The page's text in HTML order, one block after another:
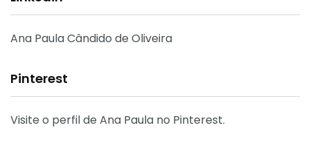
Ana Paula Cândido de Oliveira
Pinterest
Visite o perfil de Ana Paula no Pinterest.